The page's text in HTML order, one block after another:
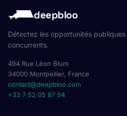
deepbloo
Détectez les opportunités
concurrents.
494 Rue Léon Blum
34000 Montpellier, France
contact@deepbloo.com
+33 7 52 05 87 54